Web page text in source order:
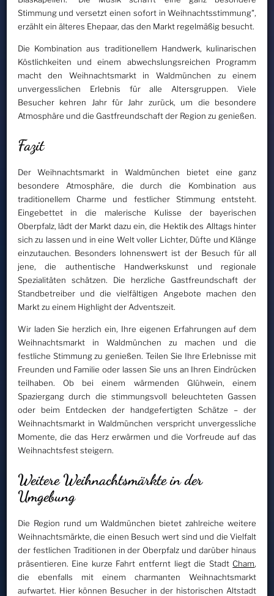
Stimmung und versetzt einen sofort in Weihnachtsstimmung",
erzählt ein älteres Ehepaar, das den Markt regelmäßig besucht.
Die Kombination aus traditionellem Handwerk, kulinarischen
Köstlichkeiten und einem abwechslungsreichen Programm
macht den Weihnachtsmarkt in Waldmünchen zu einem
unvergesslichen Erlebnis für alle Altersgruppen. Viele
Besucher kehren Jahr für Jahr zurück, um die besondere
Atmosphäre und die Gastfreundschaft der Region zu genießen.
Fazit
Der Weihnachtsmarkt in Waldmünchen bietet eine ganz
besondere Atmosphäre, die durch die Kombination aus
traditionellem Charme und festlicher Stimmung entsteht.
Eingebettet in die malerische Kulisse der bayerischen
Oberpfalz, lädt der Markt dazu ein, die Hektik des Alltags hinter
sich zu lassen und in eine Welt voller Lichter, Düfte und Klänge
einzutauchen. Besonders lohnenswert ist der Besuch für all
jene, die authentische Handwerkskunst und regionale
Spezialitäten schätzen. Die herzliche Gastfreundschaft der
Standbetreiber und die vielfältigen Angebote machen den
Markt zu einem Highlight der Adventszeit.
Wir laden Sie herzlich ein, Ihre eigenen Erfahrungen auf dem
Weihnachtsmarkt in Waldmünchen zu machen und die
festliche Stimmung zu genießen. Teilen Sie Ihre Erlebnisse mit
Freunden und Familie oder lassen Sie uns an Ihren Eindrücken
teilhaben. Ob bei einem wärmenden Glühwein, einem
Spaziergang durch die stimmungsvoll beleuchteten Gassen
oder beim Entdecken der handgefertigten Schätze – der
Weihnachtsmarkt in Waldmünchen verspricht unvergessliche
Momente, die das Herz erwärmen und die Vorfreude auf das
Weihnachtsfest steigern.
Weitere Weihnachtsmärkte in der
Umgebung
Die Region rund um Waldmünchen bietet zahlreiche weitere
Weihnachtsmärkte, die einen Besuch wert sind und die Vielfalt
der festlichen Traditionen in der Oberpfalz und darüber hinaus
präsentieren. Eine kurze Fahrt entfernt liegt die Stadt Cham,
die ebenfalls mit einem charmanten Weihnachtsmarkt
aufwartet. Hier können Besucher in der historischen Altstadt